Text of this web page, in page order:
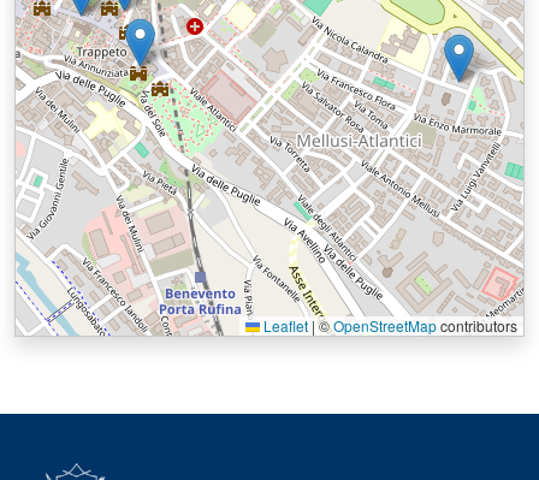
Leaflet |©OpenStreetMapcontributors